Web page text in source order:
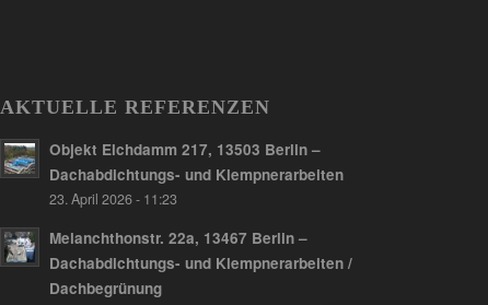
AKTUELLE REFERENZEN
Objekt Elchdamm 217, 13503 Berlin –
Dachabdichtungs- und Klempnerarbeiten
23. April 2026 - 11:23
Melanchthonstr. 22a, 13467 Berlin –
Dachabdichtungs- und Klempnerarbeiten /
Dachbegrünung